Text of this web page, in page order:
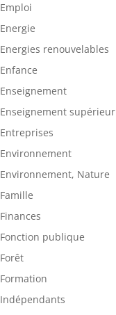
Emploi
Energie
Energies renouvelables
Enfance
Enseignement
Enseignement supérieur
Entreprises
Environnement
Environnement, Nature
Famille
Finances
Fonction publique
Forêt
Formation
Indépendants